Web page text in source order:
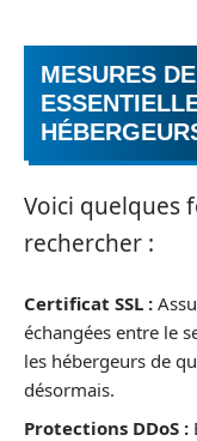
MESURES
Voici quelques
rechercher :
Certificat SSL :
échangées entre le
les hébergeurs de
désormais.
Protections DDoS :